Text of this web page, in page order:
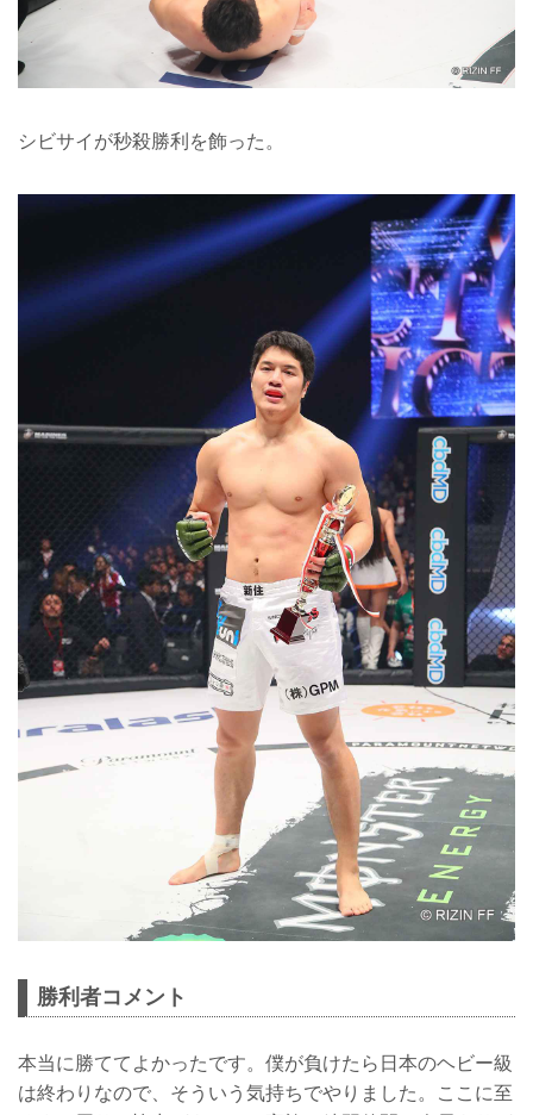
シビサイが秒殺勝利を飾った。
勝利者コメント
本当に勝ててよかったです。僕が負けたら日本のヘビー級
は終わりなので、そういう気持ちでやりました。ここに至